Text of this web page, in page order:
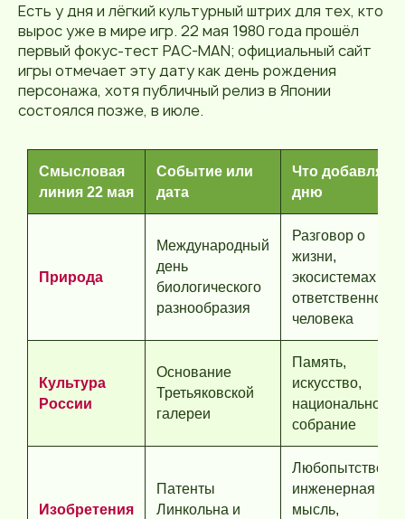
Есть у дня и лёгкий культурный штрих для тех, кто
вырос уже в мире игр. 22 мая 1980 года прошёл
первый фокус-тест PAC-MAN; официальный сайт
игры отмечает эту дату как день рождения
персонажа, хотя публичный релиз в Японии
состоялся позже, в июле.
Смысловая
линия 22 мая
Событие или
дата
Что добавляет
дню
Природа
Международный
день
биологического
разнообразия
Разговор о
жизни,
экосистемах и
ответственности
человека
Культура
России
Основание
Третьяковской
галереи
Память,
искусство,
национальное
собрание
Изобретения
Патенты
Линкольна и
Любопытство,
инженерная
мысль,